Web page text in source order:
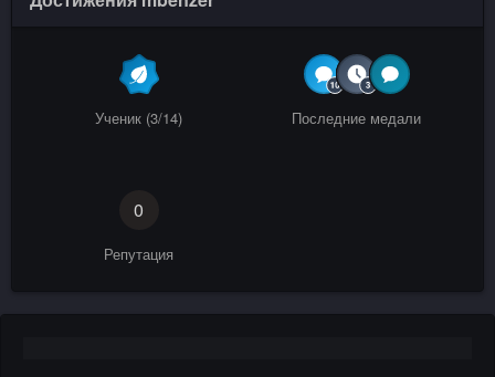
Ученик (3/14) Последние медали
0
Репутация